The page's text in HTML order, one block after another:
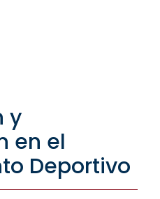
y
en el
Deportivo